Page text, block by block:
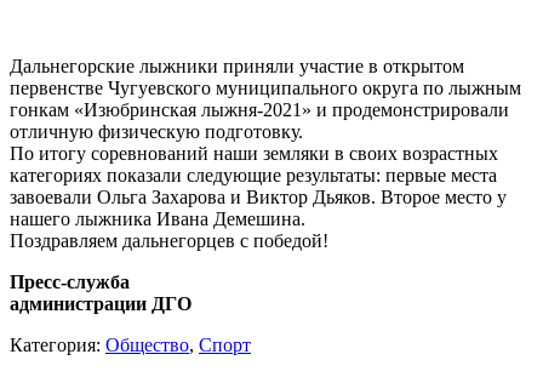
Дальнегорские лыжники приняли участие в открытом
первенстве Чугуевского муниципального округа по лыжным
гонкам «Изюбринская лыжня-2021» и продемонстрировали
отличную физическую подготовку.
По итогу соревнований наши земляки в своих возрастных
категориях показали следующие результаты: первые места
завоевали Ольга Захарова и Виктор Дьяков. Второе место у
нашего лыжника Ивана Демешина.
Поздравляем дальнегорцев с победой!
Пресс-служба
администрации ДГО
Категория: Общество, Спорт